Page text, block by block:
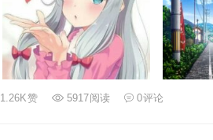
1.26K赞 5917阅读 0评论